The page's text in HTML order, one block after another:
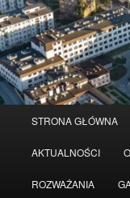
Przeskocz
do
tekstu
STRONA GŁÓWNA
AKTUALNOŚCI
ROZWAŻANIA
Serwis wykorzystuje